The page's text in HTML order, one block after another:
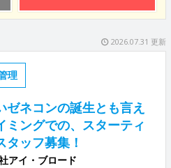
2026.07.31 更新
理
ゼネコンの誕生とも言え
ミングでの、スターティ
タッフ募集！
アイ・ブロード